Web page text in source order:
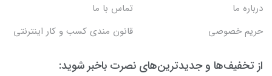
درباره ما
تماس با ما
حریم خصوصی
قانون مندی کسب و کار اینترنتی
از تخفیف‌ها و جدیدترین‌های نصرت باخبر شوید: